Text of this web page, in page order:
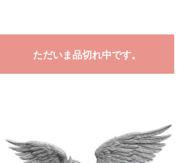
ただいま品切れ中です。